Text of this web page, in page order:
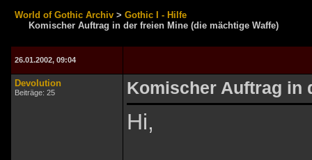
World of Gothic Archiv > Gothic I - Hilfe
Komischer Auftrag in der freien Mine (die mächtige Waffe)
26.01.2002, 09:04
Devolution
Beiträge: 25 Komischer Auftrag in
Hi,